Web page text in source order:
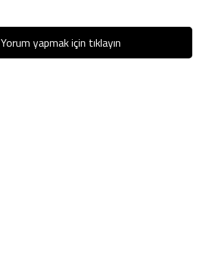
Yorum yapmak için tıklayın